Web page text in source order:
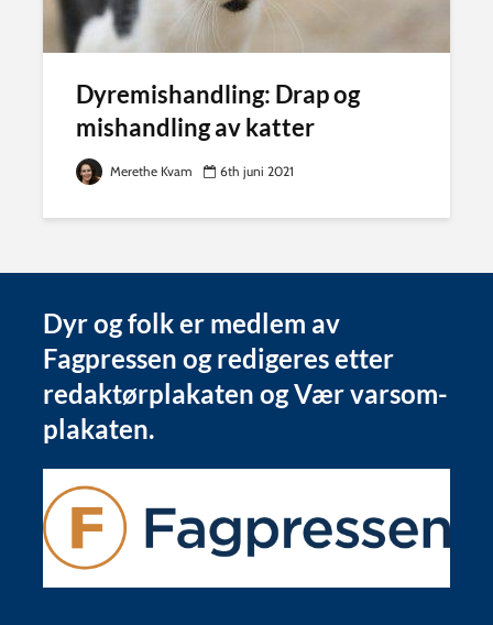
Dyremishandling: Drap og
mishandling av katter
Merethe Kvam 6th juni 2021
Dyr og folk er medlem av
Fagpressen og redigeres etter
redaktørplakaten og Vær varsom-
plakaten.